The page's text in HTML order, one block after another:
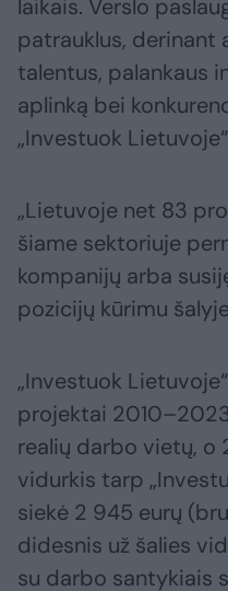
laikais. Verslo
patrauklus, derinant
talentus, palankaus
aplinką bei
„Investuok
„Lietuvoje net 83
šiame sektoriuje
kompanijų arba
pozicijų kūrimu
„Investuok
projektai
realių darbo vietų, o
vidurkis tarp
siekė 2 945 eurų​
didesnis už šalies
su darbo santykiais